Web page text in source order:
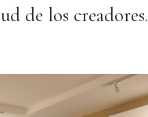
de los creadores.